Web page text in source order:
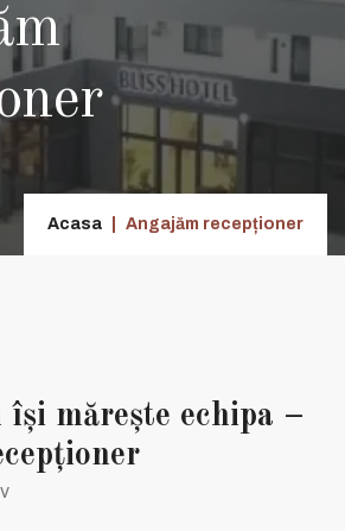
Acasa Angajăm recepționer
mărește echipa –